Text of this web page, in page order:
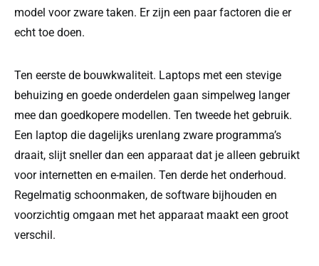
model voor zware taken. Er zijn een paar factoren die er
echt toe doen.
Ten eerste de bouwkwaliteit. Laptops met een stevige
behuizing en goede onderdelen gaan simpelweg langer
mee dan goedkopere modellen. Ten tweede het gebruik.
Een laptop die dagelijks urenlang zware programma’s
draait, slijt sneller dan een apparaat dat je alleen gebruikt
voor internetten en e-mailen. Ten derde het onderhoud.
Regelmatig schoonmaken, de software bijhouden en
voorzichtig omgaan met het apparaat maakt een groot
verschil.